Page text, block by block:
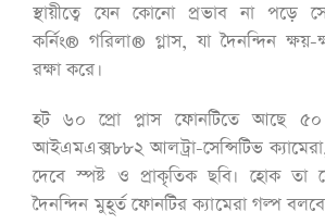
স্থায়ীত্বে যেন কোনো প্রভাব না পড়ে
কর্নিং® গরিলা® গ্লাস, যা দৈনন্দিন ক্ষয়-
রক্ষা করে।
হট ৬০ প্রো প্লাস ফোনটিতে আছে ৫০
আইএমএক্স৮৮২ আলট্রা-সেন্সিটিভ
দেবে স্পষ্ট ও প্রাকৃতিক ছবি। হোক তা
দৈনন্দিন মুহূর্ত ফোনটির ক্যামেরা গল্প